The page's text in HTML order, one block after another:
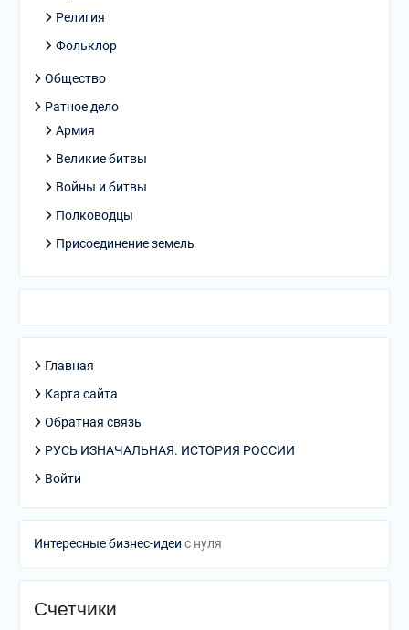
Религия
Фольклор
Общество
Ратное дело
Армия
Великие битвы
Войны и битвы
Полководцы
Присоединение земель
Главная
Карта сайта
Обратная связь
РУСЬ ИЗНАЧАЛЬНАЯ. ИСТОРИЯ РОССИИ
Войти
Интересные бизнес-идеи с нуля
Счетчики